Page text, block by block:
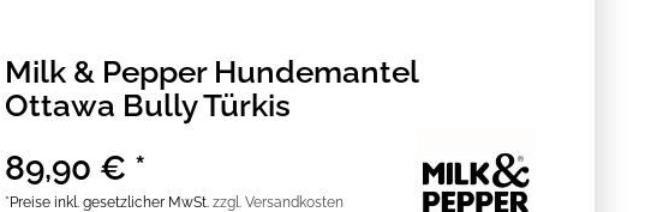
Milk & Pepper Hundemantel
Ottawa Bully Türkis
89,90 € *
*Preise inkl. gesetzlicher MwSt.zzgl. Versandkosten